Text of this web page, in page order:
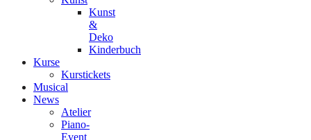
Kunst
&
Deko
Kinderbuch
Kurse
Kurstickets
Musical
News
Atelier
Piano-
Event